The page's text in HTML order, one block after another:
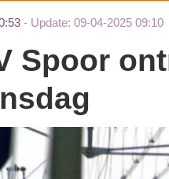
Update: 09-04-2025 09:10